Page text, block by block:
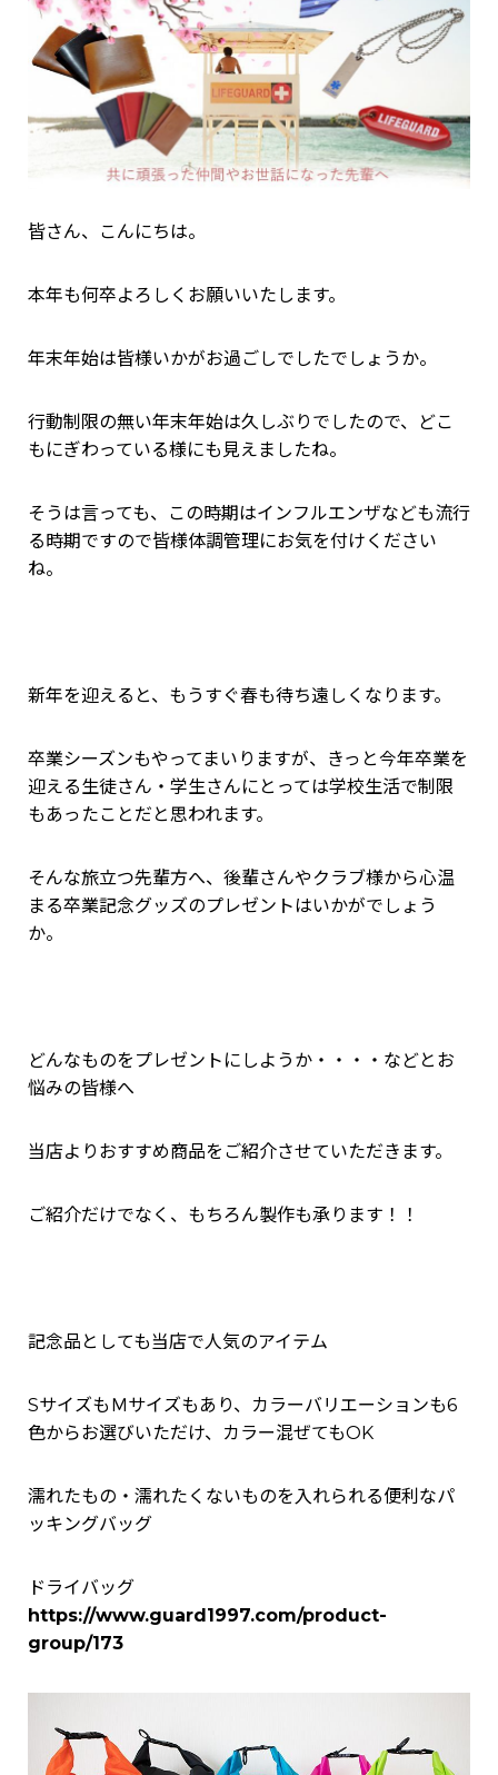
皆さん、こんにちは。
本年も何卒よろしくお願いいたします。
年末年始は皆様いかがお過ごしでしたでしょうか。
行動制限の無い年末年始は久しぶりでしたので、どこ
もにぎわっている様にも見えましたね。
そうは言っても、この時期はインフルエンザなども流行
る時期ですので皆様体調管理にお気を付けください
ね。
新年を迎えると、もうすぐ春も待ち遠しくなります。
卒業シーズンもやってまいりますが、きっと今年卒業を
迎える生徒さん・学生さんにとっては学校生活で制限
もあったことだと思われます。
そんな旅立つ先輩方へ、後輩さんやクラブ様から心温
まる卒業記念グッズのプレゼントはいかがでしょう
か。
どんなものをプレゼントにしようか・・・・などとお
悩みの皆様へ
当店よりおすすめ商品をご紹介させていただきます。
ご紹介だけでなく、もちろん製作も承ります！！
記念品としても当店で人気のアイテム
SサイズもＭサイズもあり、カラーバリエーションも6
色からお選びいただけ、カラー混ぜてもOK
濡れたもの・濡れたくないものを入れられる便利なパ
ッキングバッグ
ドライバッグ
https://www.guard1997.com/product-
group/173